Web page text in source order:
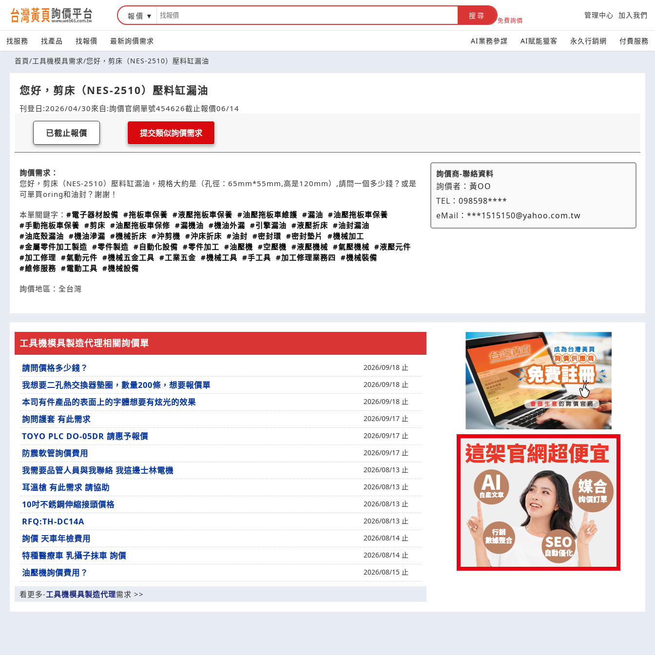
報價 搜尋
免費詢價
管理中心 加入我們
找服務 找產品 找報價 最新詢價需求 AI業務參謀 AI賦能獵客 永久行銷網 付費服務
首頁/工具機模具需求/您好，剪床（NES-2510）壓料缸漏油
您好，剪床（NES-2510）壓料缸漏油
刊登日:2026/04/30來自:詢價官網單號454626截止報價06/14
已截止報價 提交類似詢價需求
詢價需求：
您好，剪床（NES-2510）壓料缸漏油，規格大約是（孔徑：65mm*55mm,高是120mm）,請問一個多少錢？或是
可單買oring和油封？謝謝！
本單關鍵字： #電子器材設備 #拖板車保養 #液壓拖板車保養 #油壓拖板車維護 #漏油 #油壓拖板車保養
#手動拖板車保養 #剪床 #油壓拖板車保修 #漏機油 #機油外漏 #引擎漏油 #液壓折床 #油封漏油
#油底殼漏油 #機油滲漏 #機械折床 #沖剪機 #沖床折床 #油封 #密封環 #密封墊片
#機械加工
#金屬零件加工製造 #零件製造 #自動化設備 #零件加工 #油壓機 #空壓機 #液壓機械 #氣壓機械 #液壓元件
#加工修理 #氣動元件 #機械五金工具 #工業五金 #機械工具 #手工具 #加工修理業務四 #機械裝備
#維修服務 #電動工具 #機械設備
詢價地區： 全台灣
詢價商-聯絡資料
詢價者： 黃OO
TEL：098598****
eMail：***1515150@yahoo.com.tw
工具機模具製造代理相關詢價單
請問價格多少錢？ 2026/09/18 止
我想要二孔熱交換器墊圈，數量200條，想要報價單 2026/09/18 止
本司有件產品的表面上的字體想要有炫光的效果 2026/09/18 止
詢問護套 有此需求 2026/09/17 止
TOYO PLC DO-05DR 請惠予報價 2026/09/17 止
防震軟管詢價費用 2026/09/17 止
我需要品管人員與我聯絡 我這邊士林電機 2026/08/13 止
耳溫槍 有此需求 請協助 2026/08/13 止
10吋不銹鋼伸縮接頭價格 2026/08/13 止
RFQ:TH-DC14A 2026/08/13 止
詢價 天車年檢費用 2026/08/14 止
特種醫療車 乳攝子抹車 詢價 2026/08/14 止
油壓機詢價費用？ 2026/08/15 止
看更多-工具機模具製造代理需求 >>